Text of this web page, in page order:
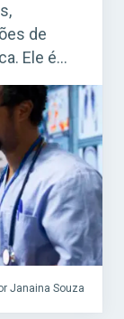
de
Ele é
do
agora
é bastante
estaduais
Janaina Souza